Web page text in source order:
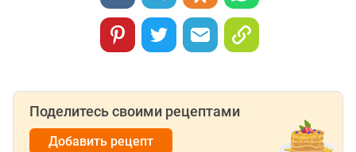
Поделитесь своими рецептами
Добавить рецепт